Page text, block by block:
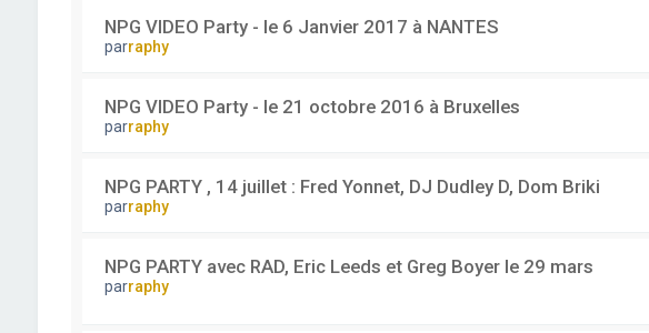
NPG VIDEO Party - le 6 Janvier 2017 à NANTES
parraphy
NPG VIDEO Party - le 21 octobre 2016 à Bruxelles
parraphy
NPG PARTY , 14 juillet : Fred Yonnet, DJ Dudley D, Dom Briki
parraphy
NPG PARTY avec RAD, Eric Leeds et Greg Boyer le 29 mars
parraphy